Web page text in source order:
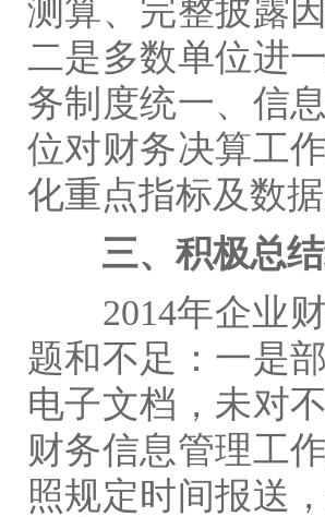
测算、完整披露
二是多数单位进
务制度统一、信
位对财务决算工
化重点指标及数
三、积极总
2014年企业
题和不足：一是
电子文档，未对
财务信息管理工
照规定时间报送